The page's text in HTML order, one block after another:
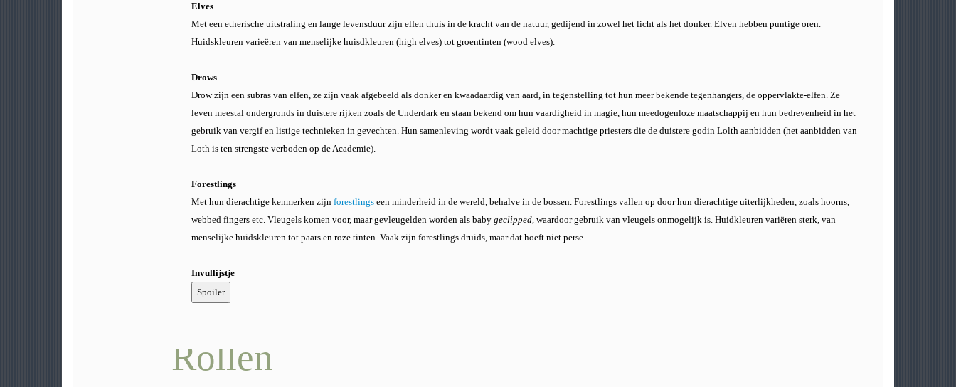
Elves
Met een etherische uitstraling en lange levensduur zijn elfen thuis in de kracht van de natuur, gedijend in zowel het licht als het donker. Elven hebben puntige oren.
Huidskleuren varieëren van menselijke huisdkleuren (high elves) tot groentinten (wood elves).
Drows
Drow zijn een subras van elfen, ze zijn vaak afgebeeld als donker en kwaadaardig van aard, in tegenstelling tot hun meer bekende tegenhangers, de oppervlakte-elfen. Ze
leven meestal ondergronds in duistere rijken zoals de Underdark en staan bekend om hun vaardigheid in magie, hun meedogenloze maatschappij en hun bedrevenheid in het
gebruik van vergif en listige technieken in gevechten. Hun samenleving wordt vaak geleid door machtige priesters die de duistere godin Lolth aanbidden (het aanbidden van
Loth is ten strengste verboden op de Academie).
Forestlings
Met hun dierachtige kenmerken zijn forestlings een minderheid in de wereld, behalve in de bossen. Forestlings vallen op door hun dierachtige uiterlijkheden, zoals hoorns,
webbed fingers etc. Vleugels komen voor, maar gevleugelden worden als baby geclipped, waardoor gebruik van vleugels onmogelijk is. Huidkleuren variëren sterk, van
menselijke huidskleuren tot paars en roze tinten. Vaak zijn forestlings druids, maar dat hoeft niet perse.
Invullijstje
Rollen